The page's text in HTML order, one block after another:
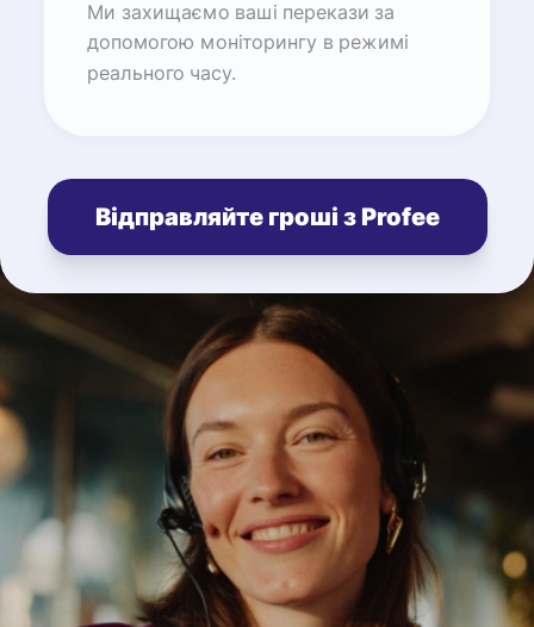
Ми захищаємо ваші перекази за
допомогою моніторингу в режимі
реального часу.
Відправляйте гроші з Profee